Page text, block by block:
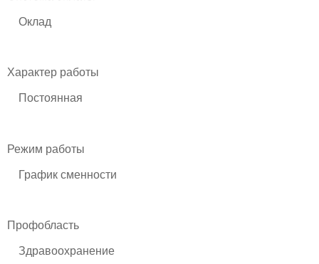
Оклад
Характер работы
Постоянная
Режим работы
График сменности
Профобласть
Здравоохранение